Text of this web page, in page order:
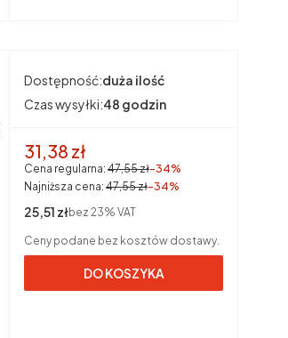
Dostępność:duża ilość
Czas wysyłki:48 godzin
Cena promocyjna brutto
31,38 zł
Cena regularna: 47,55 zł-34%
Najniższa cena: 47,55 zł-34%
Cena netto
25,51 złbez 23% VAT
Ceny podane bez kosztów dostawy.
DO KOSZYKA